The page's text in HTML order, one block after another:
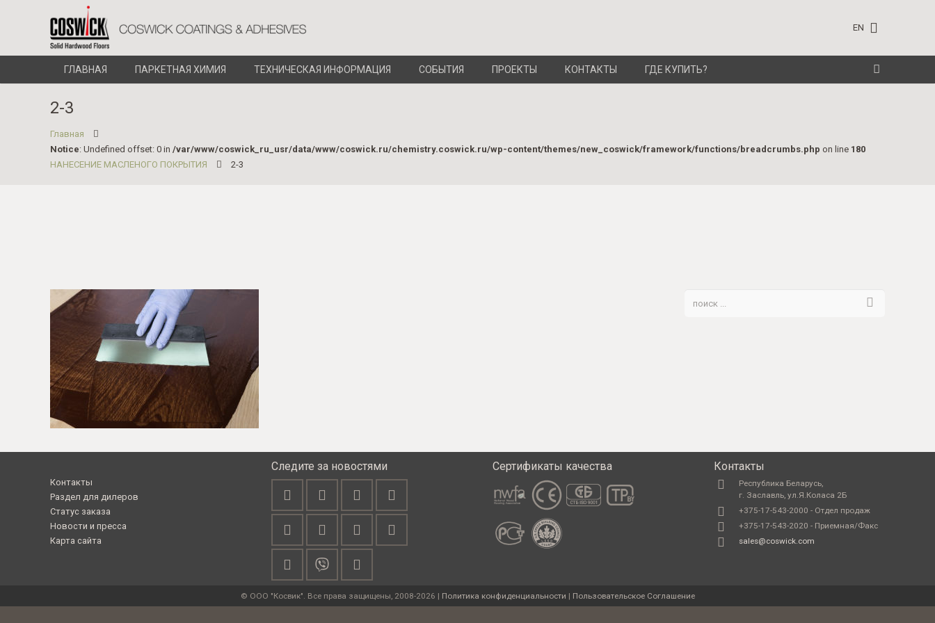
EN
ГЛАВНАЯ ПАРКЕТНАЯ ХИМИЯ ТЕХНИЧЕСКАЯ ИНФОРМАЦИЯ СОБЫТИЯ ПРОЕКТЫ КОНТАКТЫ ГДЕ КУПИТЬ?
2-3
Главная
Notice: Undefined offset: 0 in /var/www/coswick_ru_usr/data/www/coswick.ru/chemistry.coswick.ru/wp-content/themes/new_coswick/framework/functions/breadcrumbs.php on line 180
НАНЕСЕНИЕ МАСЛЕНОГО ПОКРЫТИЯ
2-3
Контакты
Раздел для дилеров
Статус заказа
Новости и пресса
Карта сайта
Следите за новостями Сертификаты качества Контакты
Республика Беларусь,
г. Заславль, ул.Я.Коласа 2Б
+375-17-543-2000 - Отдел продаж
+375-17-543-2020 - Приемная/Факс
sales@coswick.com
© ООО "Косвик". Все права защищены, 2008-2026 | Политика конфиденциальности | Пользовательское Соглашение